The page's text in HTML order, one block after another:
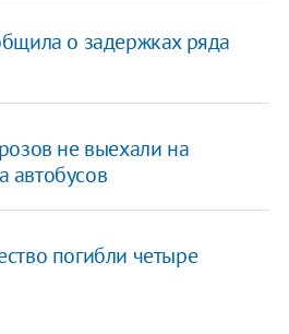
о задержках ряда
не выехали на
автобусов
погибли четыре